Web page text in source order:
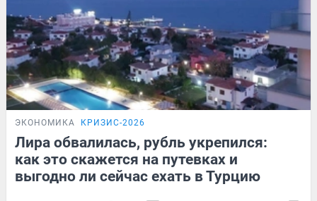
ЭКОНОМИКА КРИЗИС-2026
Лира обвалилась, рубль укрепился:
как это скажется на путевках и
выгодно ли сейчас ехать в Турцию